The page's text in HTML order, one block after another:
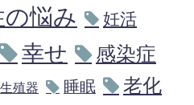
の悩み 妊活
幸せ 感染症
生殖器 睡眠 老化